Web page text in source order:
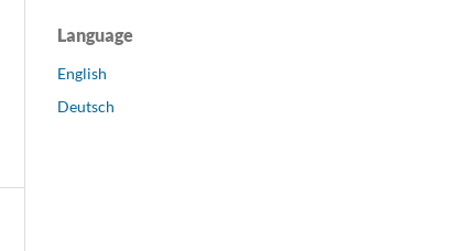
Language
English
Deutsch